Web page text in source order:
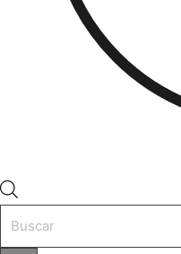
produtos